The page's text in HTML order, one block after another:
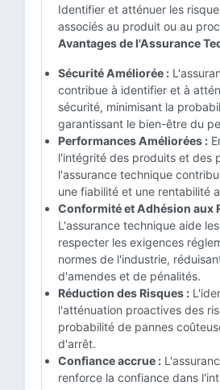
Identifier et atténuer les
associés au produit ou au
Avantages de l'Assurance
Sécurité Améliorée :
contribue à identifier et à
sécurité, minimisant la
garantissant le bien-être du
Performances Améliorées :
l'intégrité des produits et des
l'assurance technique
une fiabilité et une rentabilité
Conformité et Adhésion aux
L'assurance technique aide
respecter les exigences
normes de l'industrie,
d'amendes et de pénalités.
Réduction des Risques :
l'atténuation proactives des
probabilité de pannes
d'arrêt.
Confiance accrue :
renforce la confiance dans